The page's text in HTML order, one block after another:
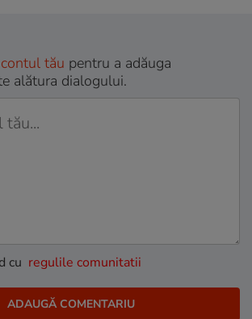
tău pentru a adăuga
alătura dialogului.
cu regulile comunitatii